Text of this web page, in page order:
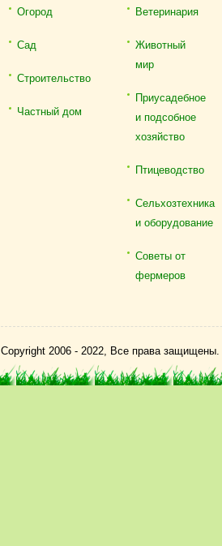
Огород
Сад
Строительство
Частный дом
Ветеринария
Животный
мир
Приусадебное
и подсобное
хозяйство
Птицеводство
Сельхозтехника
и оборудование
Советы от
фермеров
Copyright 2006 - 2022, Все права защищены.